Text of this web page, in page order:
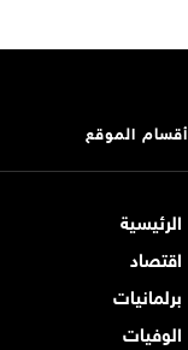
أقسام الموقع
الرئيسية
اقتصاد
برلمانيات
الوفيات